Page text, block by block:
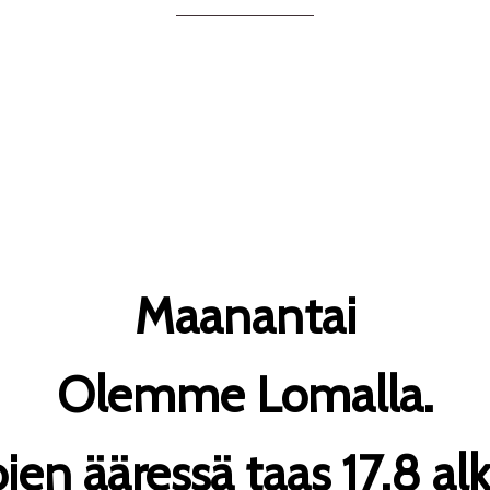
Maanantai
Olemme Lomalla.
ääressä taas 17.8